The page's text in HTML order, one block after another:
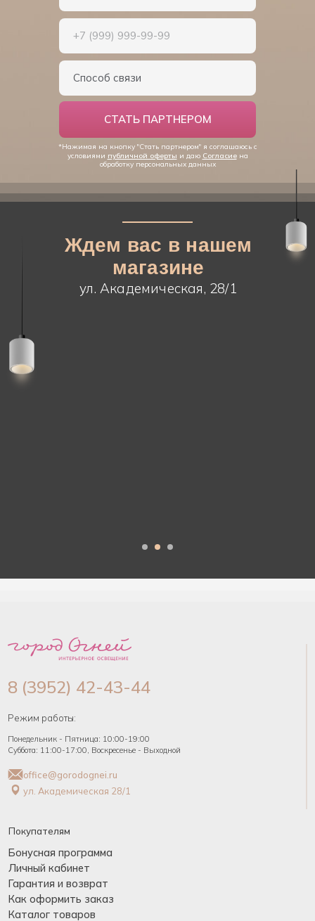
*Нажимая на кнопку "Стать партнером" я соглашаюсь c
условиями публичной оферты и даю Согласиена
обработку персональных данных
СТАТЬ ПАРТНЕРОМ
Ждем вас в нашем
магазине
ул. Академическая, 28/1
8 (3952) 42-43-44
Режим работы:
Понедельник - Пятница: 10:00-19:00
Суббота: 11:00-17:00, Воскресенье - Выходной
office@gorodognei.ru
ул. Академическая 28/1
Покупателям
Бонусная программа
Личный кабинет
Гарантия и возврат
Как оформить заказ
Каталог товаров